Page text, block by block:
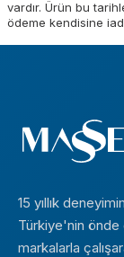
vardır. Ürün bu
ödeme kendisine
15 yıllık
Türkiye'nin önde
markalarla